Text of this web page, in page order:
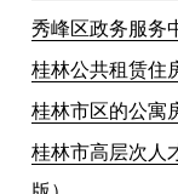
秀峰区政务服务
桂林公共租赁住
桂林市区的公寓
桂林市高层次人